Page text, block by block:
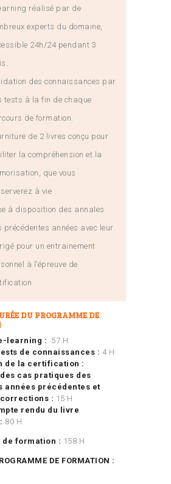
réalisé par de
experts du domaine,
24h/24 pendant 3
des connaissances par
tests à la fin de chaque
de formation.
de 2 livres conçu pour
la compréhension et la
que vous
à vie
à disposition des annales
précédentes années avec leur
pour un entrainement
à l’épreuve de
DU PROGRAMME DE
learning : 57 H
de connaissances : 4 H
de la certification :
cas pratiques des
années précédentes et
: 15 H
rendu du livre
80 H
de formation : 158 H
DE FORMATION :